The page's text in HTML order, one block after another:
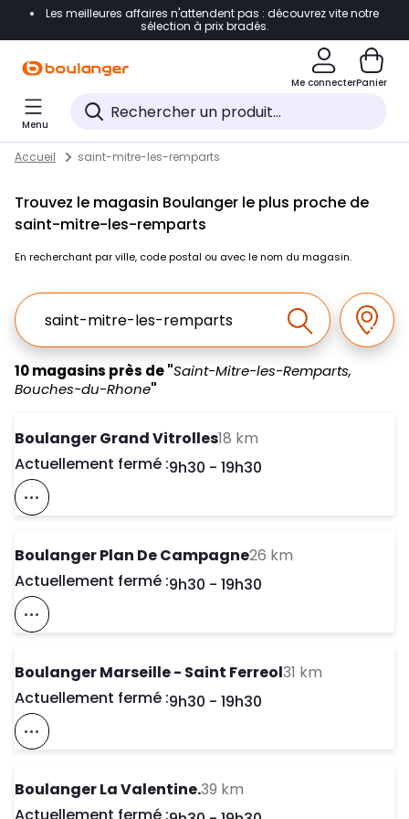
Accéder directement à la navigation
Accéder directement au pied de page
Accéder directement au chatbot
Les meilleures affaires n'attendent pas : découvrez vite notre
sélection à prix bradés.
Me connecterPanier
Menu
Skip to content
Return to Nav
Accueil saint-mitre-les-remparts
Trouvez le magasin Boulanger le plus proche de
saint-mitre-les-remparts
En recherchant par ville, code postal ou avec le nom du magasin.
Ville, Region, Code postal ou Ville & Pays
Effectuer la
10 magasins près de "Saint-Mitre-les-Remparts,
Bouches-du-Rhone"
Boulanger Grand Vitrolles18 km
Actuellement fermé :Day of the Week
9h30 - 19h30
Voir Ce Magasin Sur La Carte
Boulanger Plan De Campagne26 km
Actuellement fermé :Day of the Week
9h30 - 19h30
Voir Ce Magasin Sur La Carte
Boulanger Marseille - Saint Ferreol31 km
Actuellement fermé :Day of the Week
9h30 - 19h30
Voir Ce Magasin Sur La Carte
Boulanger La Valentine.39 km